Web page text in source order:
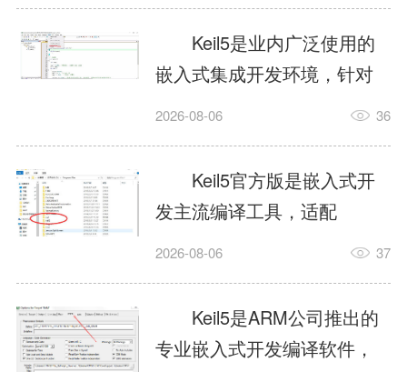
这样？因为AI，就是个只会
耍嘴皮子的书呆子。它脑子
里有海量知识，但没有真正
激发出来实力。而
AgentSkill，就是给AI大脑装
上的一双机械手，它真的能
解决很多问题。1什么是
AgentSkillSkill指...
Keil5是业内广泛使用的
嵌入式集成开发环境，针对
ARM、51内核单片机提供编
力，代码编译稳定，调试工
具成熟，大量开源项目基于
该平台开发。新项目需要单
独下载对应芯片支持包，新
手配置难度较高，正版商业
授权费用不菲，未授权版本
存在程序容量限制，适合硬
2026-08-06 36
Keil5官方版是嵌入式开
发主流编译工具，适配
STM32、51单片机等多款芯
在线调试、代码仿真，兼容
众多厂商芯片安装包。软件
需要手动添加器件库，初次
2026-08-06 37
Keil5是ARM公司推出的
专业嵌入式开发编译软件，